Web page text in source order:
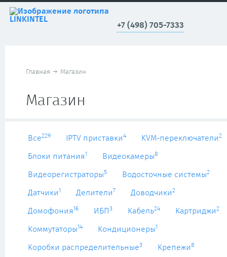
+7 (498) 705-7333
Главная → Магазин
Магазин
Все229 IPTV приставки4 KVM-переключатели2
Блоки питания1 Видеокамеры8
Видеорегистраторы5 Водосточные системы2
Датчики1 Делители7 Доводчики2
Домофония16 ИБП 3 Кабель24 Картриджи2
Коммутаторы14 Кондиционеры1
Коробки распределительные3 Крепежи8